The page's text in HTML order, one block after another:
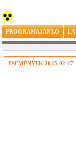
PROGRAMAJÁNLÓ
ESEMÉNYEK 2025-02-27